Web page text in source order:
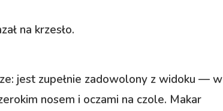
na krzesło.
jest zupełnie zadowolony z widoku — w
nosem i oczami na czole. Makar